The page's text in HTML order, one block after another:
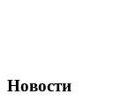
Новости